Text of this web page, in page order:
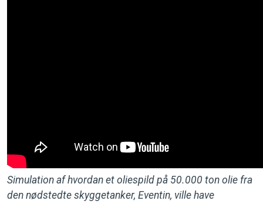
Simulation af hvordan et oliespild på 50.000 ton olie fra
den nødstedte skyggetanker, Eventin, ville have